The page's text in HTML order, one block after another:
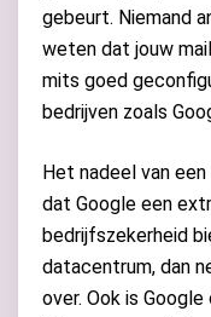
gebeurt. Niemand
weten dat jouw
mits goed
bedrijven zoals
Het nadeel van
dat Google een
bedrijfszekerheid
datacentrum, dan
over. Ook is